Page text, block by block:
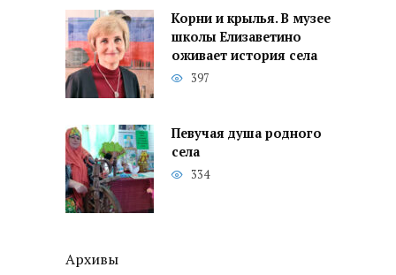
Корни и крылья. В музее
школы Елизаветино
оживает история села
397
Певучая душа родного
села
334
Архивы